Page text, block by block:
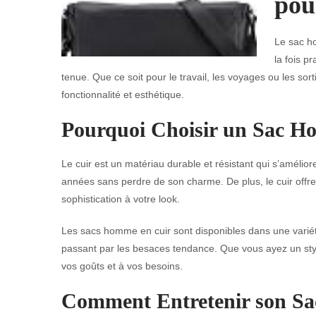
Le sac
la fois
tenue. Que ce soit pour le travail, les voyages ou les
fonctionnalité et esthétique.
Pourquoi Choisir un Sac
Le cuir est un matériau durable et résistant qui
années sans perdre de son charme. De plus, le cuir
sophistication à votre look.
Les sacs homme en cuir sont disponibles dans une
passant par les besaces tendance. Que vous ayez un
vos goûts et à vos besoins.
Comment Entretenir son